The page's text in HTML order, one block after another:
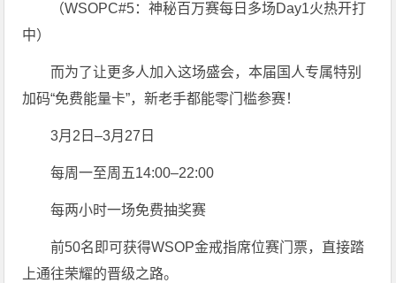
（WSOPC#5：神秘百万赛每日多场Day1火热开打
中）
而为了让更多人加入这场盛会，本届国人专属特别
加码“免费能量卡”，新老手都能零门槛参赛！
3月2日–3月27日
每周一至周五14:00–22:00
每两小时一场免费抽奖赛
前50名即可获得WSOP金戒指席位赛门票，直接踏
上通往荣耀的晋级之路。